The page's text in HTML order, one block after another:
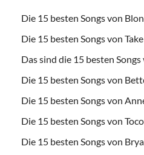
Die 15 besten Songs von
Die 15 besten Songs von
Das sind die 15 besten
Die 15 besten Songs von
Die 15 besten Songs von
Die 15 besten Songs von
Die 15 besten Songs von